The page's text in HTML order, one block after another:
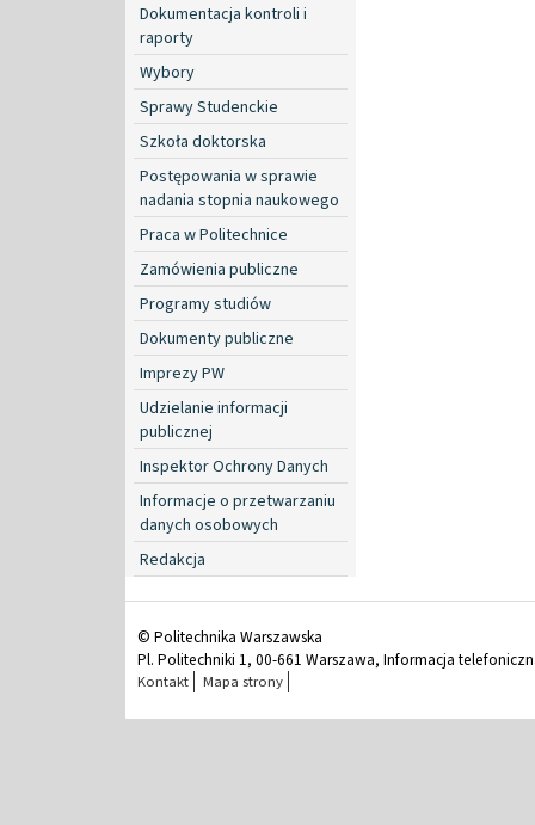
Dokumentacja kontroli i
raporty
Wybory
Sprawy Studenckie
Szkoła doktorska
Postępowania w sprawie
nadania stopnia naukowego
Praca w Politechnice
Zamówienia publiczne
Programy studiów
Dokumenty publiczne
Imprezy PW
Udzielanie informacji
publicznej
Inspektor Ochrony Danych
Informacje o przetwarzaniu
danych osobowych
Redakcja
© Politechnika Warszawska
Pl. Politechniki 1, 00-661 Warszawa, Informacja
Kontakt Mapa strony